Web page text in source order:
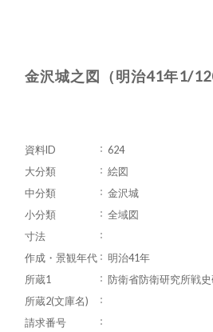
金沢城之図（明治41年1/
資料ID
624
大分類
絵図
中分類
金沢城
小分類
全域図
寸法
作成・景観年代
明治41年
所蔵1
防衛省防衛研究所戦
所蔵2(文庫名)
請求番号